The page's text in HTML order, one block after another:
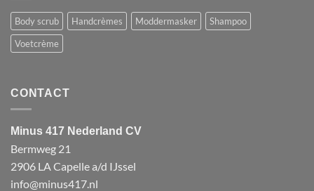
voordelen
voor
de
huid
Body scrub Handcrèmes Moddermasker
Shampoo
Voetcrème
CONTACT
Minus 417 Nederland CV
Bermweg 21
2906 LA Capelle a/d IJssel
info@minus417.nl